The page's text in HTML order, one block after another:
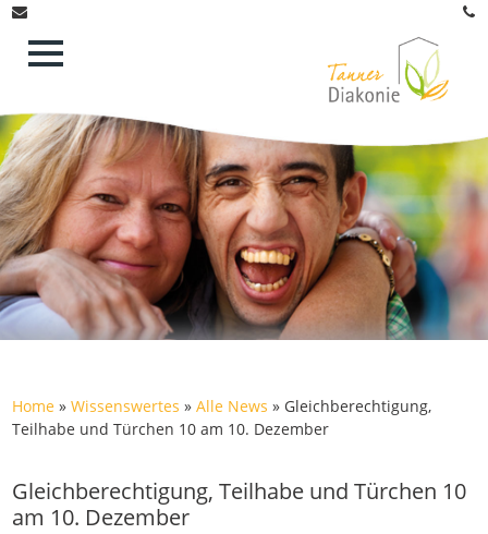
Home »Wissenswertes »Alle News » Gleichberechtigung,
Teilhabe und Türchen 10 am 10. Dezember
Gleichberechtigung, Teilhabe und Türchen 10
am 10. Dezember